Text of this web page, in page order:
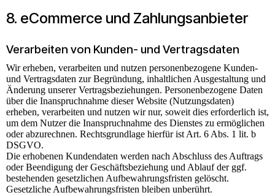
8. eCommerce und Zahlungs­anbieter
Verarbeiten von Kunden- und Vertragsdaten
Wir erheben, verarbeiten und nutzen personenbezogene Kunden-
und Vertragsdaten zur Begründung, inhaltlichen Ausgestaltung und
Änderung unserer Vertragsbeziehungen. Personenbezogene Daten
über die Inanspruchnahme dieser Website (Nutzungsdaten)
erheben, verarbeiten und nutzen wir nur, soweit dies erforderlich ist,
um dem Nutzer die Inanspruchnahme des Dienstes zu ermöglichen
oder abzurechnen. Rechtsgrundlage hierfür ist Art. 6 Abs. 1 lit. b
DSGVO.
Die erhobenen Kundendaten werden nach Abschluss des Auftrags
oder Beendigung der Geschäftsbeziehung und Ablauf der ggf.
bestehenden gesetzlichen Aufbewahrungsfristen gelöscht.
Gesetzliche Aufbewahrungsfristen bleiben unberührt.